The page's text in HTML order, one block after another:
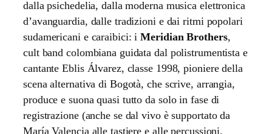
dalla psichedelia, dalla moderna musica elettronica
d’avanguardia, dalle tradizioni e dai ritmi popolari
sudamericani e caraibici: iMeridian Brothers,
cult band colombiana guidata dal polistrumentista e
cantante Eblis Álvarez, classe 1998, pioniere della
scena alternativa di Bogotà, che scrive, arrangia,
produce e suona quasi tutto da solo in fase di
registrazione (anche se dal vivo è supportato da
María Valencia alle tastiere e alle percussioni,